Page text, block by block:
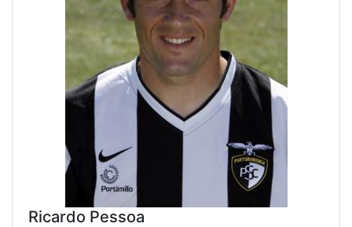
Ricardo Pessoa